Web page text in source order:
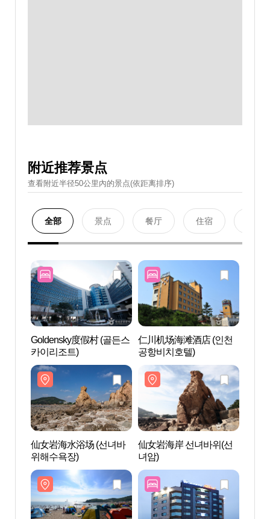
附近推荐景点
查看附近半径50公里內的景点(依距离排序)
全部 景点 餐厅 住宿
Goldensky度假村 (골든스
카이리조트)
仁川机场海滩酒店 (인천
공항비치호텔)
仙女岩海水浴场 (선녀바
위해수욕장)
仙女岩海岸 선녀바위(선
녀암)